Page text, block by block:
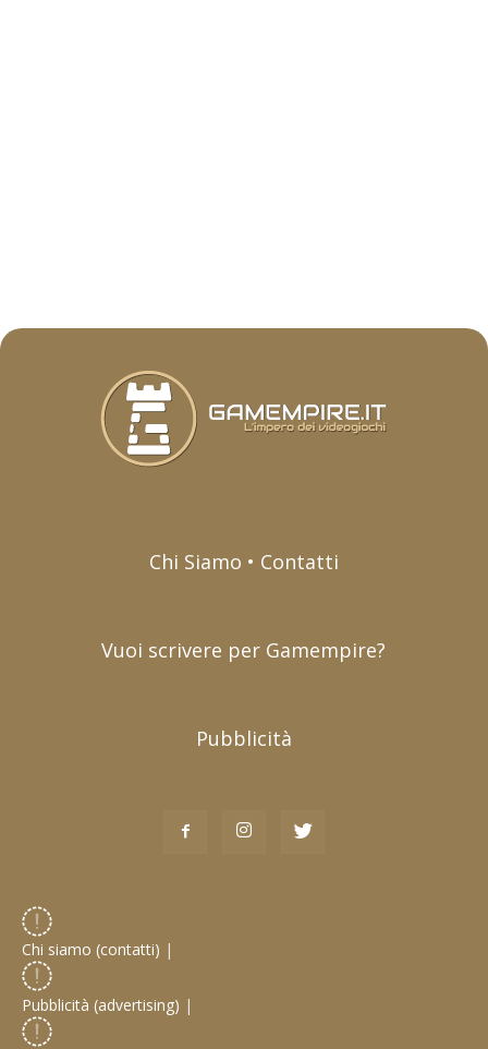
Chi Siamo • Contatti
Vuoi scrivere per Gamempire?
Pubblicità
Chi siamo (contatti) |
Pubblicità (advertising) |